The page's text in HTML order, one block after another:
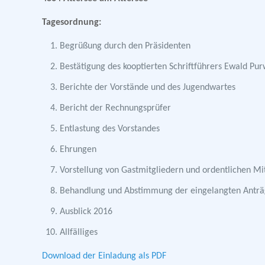
Tagesordnung:
Begrüßung durch den Präsidenten
Bestätigung des kooptierten Schriftführers Ewald
Berichte der Vorstände und des Jugendwartes
Bericht der Rechnungsprüfer
Entlastung des Vorstandes
Ehrungen
Vorstellung von Gastmitgliedern und ordentlichen
Behandlung und Abstimmung der eingelangten
Ausblick 2016
Allfälliges
Download der Einladung als PDF